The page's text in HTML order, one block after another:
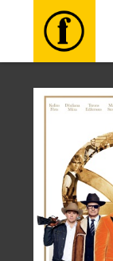
Filmas
Biļetes
Kultūra